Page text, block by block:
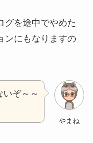
グを途中でやめた
ンにもなりますの
やまね
ぞ～～